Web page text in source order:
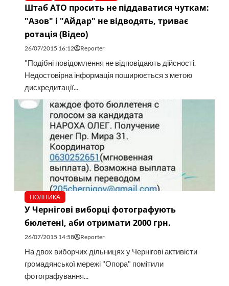
Штаб АТО просить не піддаватися чуткам:
"Азов" і "Айдар" не відводять, триває
ротація (Відео)
26/07/2015 16:12 Reporter
"Подібні повідомлення не відповідають дійсності.
Недостовірна інформація поширюється з метою
дискредитації...
ПОЛІТИКА
У Чернігові виборці фотографують
бюлетені, аби отримати 2000 грн.
26/07/2015 14:58 Reporter
На двох виборчих дільницях у Чернігові активісти
громадянської мережі "Опора" помітили
фотографування...